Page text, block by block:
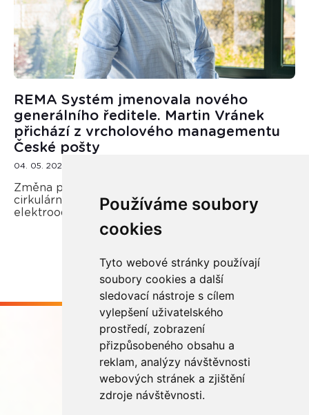
Používáme soubory
cookies
Tyto webové stránky používají
soubory cookies a další
sledovací nástroje s cílem
vylepšení uživatelského
prostředí, zobrazení
přizpůsobeného obsahu a
reklam, analýzy návštěvnosti
webových stránek a zjištění
zdroje návštěvnosti.
REMA Systém jmenovala nového
generálního ředitele. Martin Vránek
přichází z vrcholového managementu
České pošty
04. 05. 2026
Změna přichází v době rostoucích nároků na
cirkulární ekonomiku i efektivní nakládání s
elektroodpadem.
Buďme ve spojení